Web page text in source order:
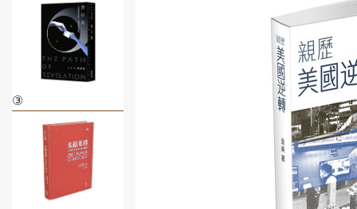
③